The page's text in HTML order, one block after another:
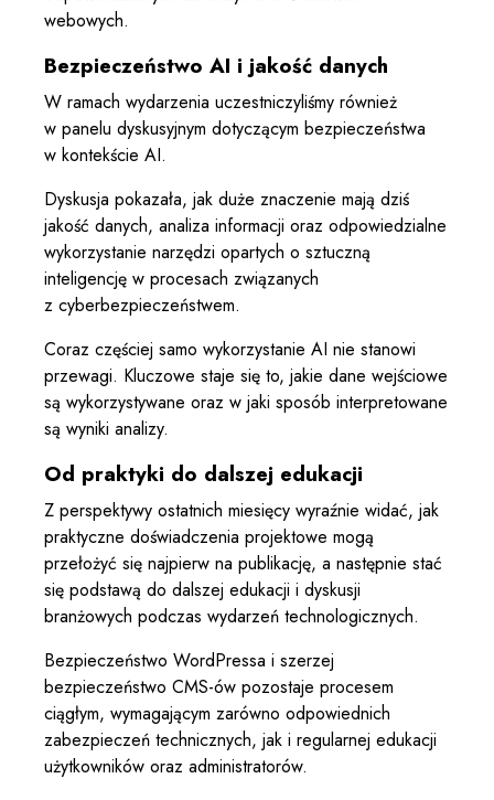
webowych.
Bezpieczeństwo AI i jakość danych
W ramach wydarzenia uczestniczyliśmy również
w panelu dyskusyjnym dotyczącym bezpieczeństwa
w kontekście AI.
Dyskusja pokazała, jak duże znaczenie mają dziś
jakość danych, analiza informacji oraz odpowiedzialne
wykorzystanie narzędzi opartych o sztuczną
inteligencję w procesach związanych
z cyberbezpieczeństwem.
Coraz częściej samo wykorzystanie AI nie stanowi
przewagi. Kluczowe staje się to, jakie dane wejściowe
są wykorzystywane oraz w jaki sposób interpretowane
są wyniki analizy.
Od praktyki do dalszej edukacji
Z perspektywy ostatnich miesięcy wyraźnie widać, jak
praktyczne doświadczenia projektowe mogą
przełożyć się najpierw na publikację, a następnie stać
się podstawą do dalszej edukacji i dyskusji
branżowych podczas wydarzeń technologicznych.
Bezpieczeństwo WordPressa i szerzej
bezpieczeństwo CMS-ów pozostaje procesem
ciągłym, wymagającym zarówno odpowiednich
zabezpieczeń technicznych, jak i regularnej edukacji
użytkowników oraz administratorów.